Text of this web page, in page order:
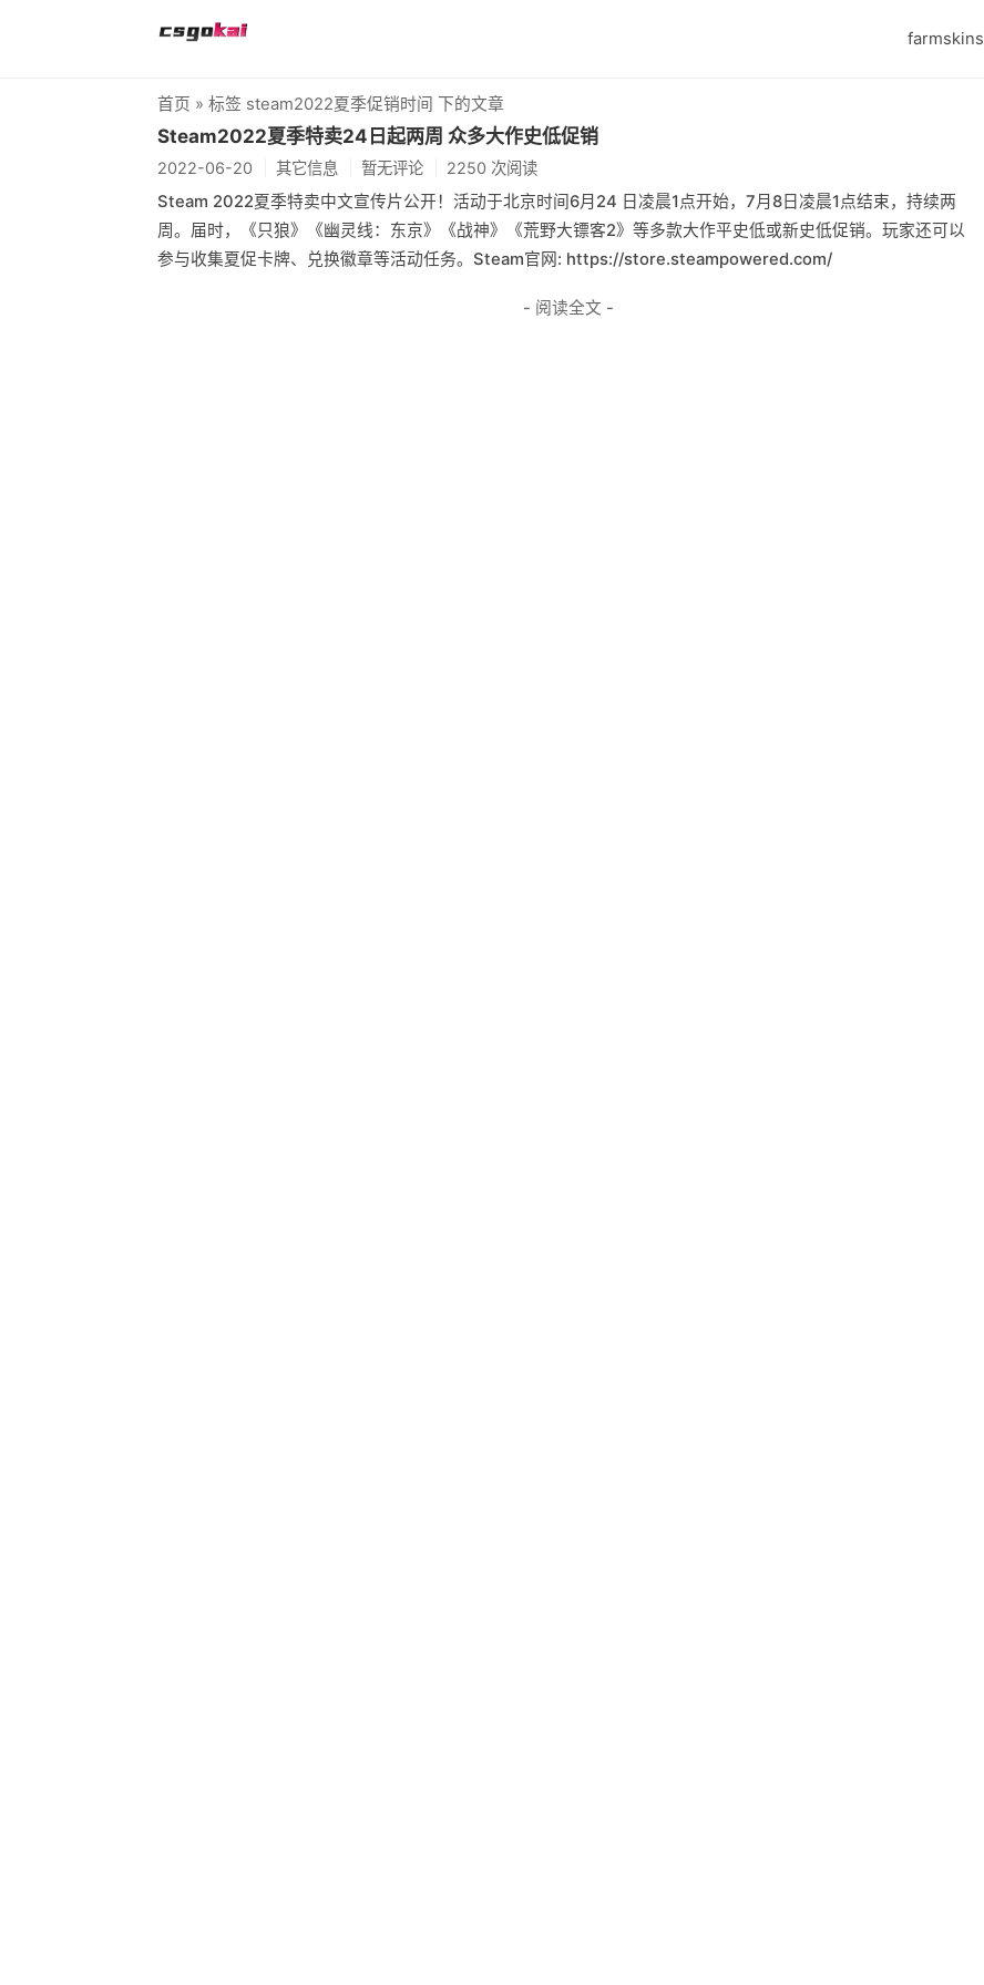
farmskins
首页 » 标签 steam2022夏季促销时间 下的文章
Steam2022夏季特卖24日起两周 众多大作史低促销
2022-06-20 其它信息 暂无评论 2250 次阅读
Steam 2022夏季特卖中文宣传片公开！活动于北京时间6月24 日凌晨1点开始，7月8日凌晨1点结束，持续两
周。届时，《只狼》《幽灵线：东京》《战神》《荒野大镖客2》等多款大作平史低或新史低促销。玩家还可以
参与收集夏促卡牌、兑换徽章等活动任务。Steam官网: https://store.steampowered.com/
- 阅读全文 -